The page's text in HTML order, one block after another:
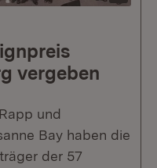
vergeben
und
Bay haben die
der 57